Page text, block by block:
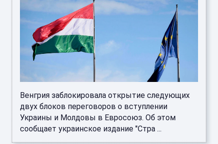
Венгрия заблокировала открытие следующих
двух блоков переговоров о вступлении
Украины и Молдовы в Евросоюз. Об этом
сообщает украинское издание "Стра ...